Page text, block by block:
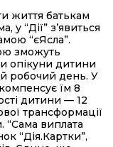
життя батькам
у “Дії” зʼявиться
“єЯсла”.
зможуть
опікуни дитини
робочий день. У
їм 8
дитини — 12
трансформації
“Сама виплата
“Дія.Картки”,